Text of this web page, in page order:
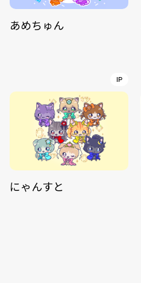
あめちゅん
IP
にゃんすと